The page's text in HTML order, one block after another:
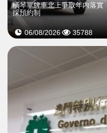
橫琴單牌車北上爭取年内落實
採預約制
06/08/2026 35788